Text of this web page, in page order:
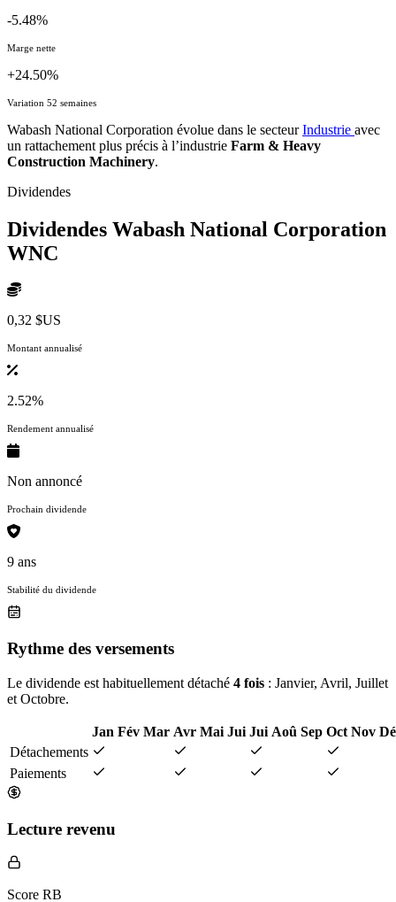
-5.48%
Marge nette
+24.50%
Variation 52 semaines
Wabash National Corporation évolue dans le secteurIndustrie avec
un rattachement plus précis à l’industrie Farm & Heavy
Construction Machinery.
Dividendes
Dividendes Wabash National Corporation
WNC
0,32 $US
Montant annualisé
2.52%
Rendement annualisé
Non annoncé
Prochain dividende
9 ans
Stabilité du dividende
Rythme des versements
Le dividende est habituellement détaché 4 fois : Janvier, Avril, Juillet
et Octobre.
Jan Fév Mar Avr Mai Jui Jui Aoû Sep Oct Nov
Détachements
Paiements
Lecture revenu
Score RB